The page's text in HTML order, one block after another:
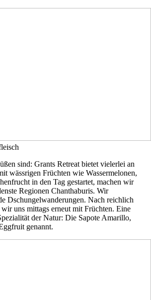
sind: Grants Retreat bietet vielerlei an
wässrigen Früchten wie Wassermelonen,
in den Tag gestartet, machen wir
Regionen Chanthaburis. Wir
Dschungelwanderungen. Nach reichlich
uns mittags erneut mit Früchten. Eine
der Natur: Die Sapote Amarillo,
genannt.